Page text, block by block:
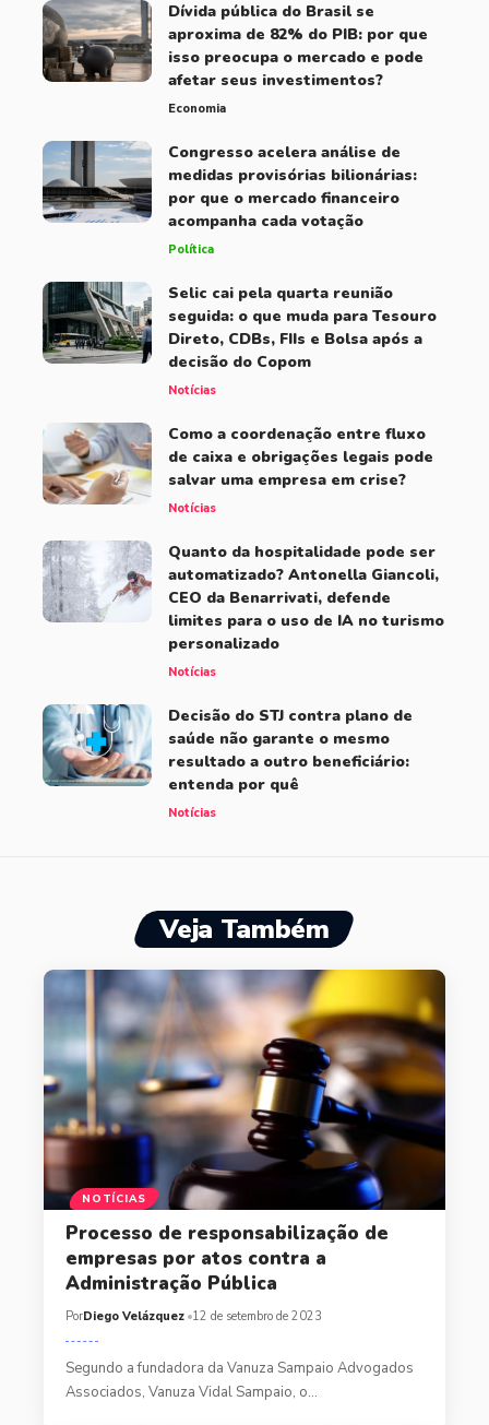
Dívida pública do Brasil se
aproxima de 82% do PIB: por que
isso preocupa o mercado e pode
afetar seus investimentos?
Economia
Congresso acelera análise de
medidas provisórias bilionárias:
por que o mercado financeiro
acompanha cada votação
Política
Selic cai pela quarta reunião
seguida: o que muda para Tesouro
Direto, CDBs, FIIs e Bolsa após a
decisão do Copom
Notícias
Como a coordenação entre fluxo
de caixa e obrigações legais pode
salvar uma empresa em crise?
Notícias
Quanto da hospitalidade pode ser
automatizado? Antonella Giancoli,
CEO da Benarrivati, defende
limites para o uso de IA no turismo
personalizado
Notícias
Decisão do STJ contra plano de
saúde não garante o mesmo
resultado a outro beneficiário:
entenda por quê
Notícias
Veja Também
NOTÍCIAS
Processo de responsabilização de
empresas por atos contra a
Administração Pública
PorDiego Velázquez 12 de setembro de 2023
Segundo a fundadora da Vanuza Sampaio Advogados
Associados, Vanuza Vidal Sampaio, o…